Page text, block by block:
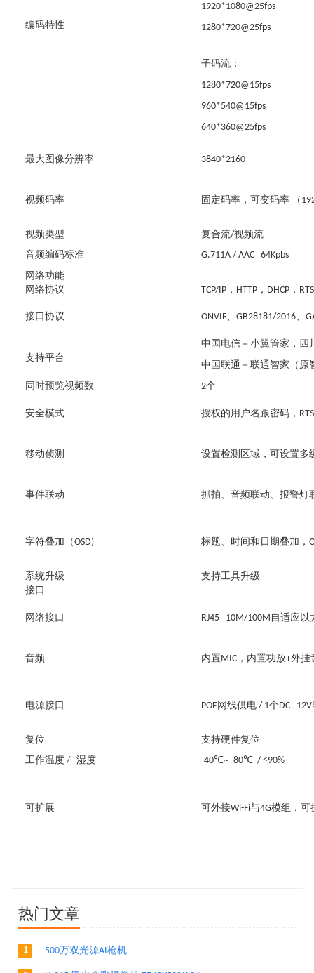
编码特性
1920*1080@25fps
1280*720@25fps
子码流：
1280*720@15fps
960*540@15fps
640*360@25fps
最大图像分辨率 3840*2160
视频码率 固定码率，可变码率 （
视频类型
复合流/视频流
音频编码标准
G.711A / AAC 64Kpbs
网络功能
网络协议
TCP/IP，HTTP，DHCP，
接口协议 ONVIF、GB28181/2016、
支持平台
中国电信－小翼管家，四
中国联通－联通智家（原
同时预览视频数
2个
安全模式 授权的用户名跟密码，
移动侦测 设置检测区域，可设置多
事件联动 抓拍、音频联动、报警灯
字符叠加（OSD) 标题、时间和日期叠加，
系统升级
支持工具升级
接口
网络接口 RJ45 10M/100M自适应以
音频 内置MIC，内置功放+外挂
电源接口 POE网线供电 / 1个DC
复位
支持硬件复位
工作温度 / 湿度
-40℃~+80℃ / ≤90%
可扩展 可外接Wi-Fi与4G模组，
热门文章
1 500万双光源AI枪机